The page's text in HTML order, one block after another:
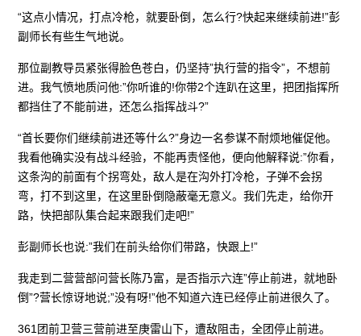
“这点小情况，打点冷枪，就要卧倒，怎么行?快起来继续前进!”彭
副师长有些生气地说。
那位副教导员紧张得脸色苍白，仍坚持”执行营的指令”，不想前
进。我气愤地质问他:”你听谁的!你带2个连趴在这里，把团指挥所
都挡住了不能前进，还怎么指挥战斗?”
“首长要你们继续前进还等什么?”身边一名参谋不耐烦地催促他。
我看他确实没有战斗经验，不能再责怪他，便向他解释说:”你看，
这条沟的前面有个拐弯处，敌人是在沟外打冷枪，子弹不会拐
弯，打不到这里，在这里卧倒隐蔽毫无意义。我们先走，给你开
路，快把部队集合起来跟我们走吧!”
彭副师长也说:”我们在前头给你们带路，快跟上!”
我走到二营营部问营长陈乃富，是否指示六连”停止前进，就地卧
倒”?营长惊讶地说;”没有呀!”他不知道六连已经停止前进很久了。
361团前卫营三营前进至庚雷山下，遭敌阻击，全团停止前进。